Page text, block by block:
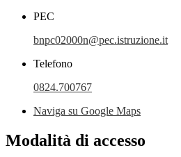
PEC
bnpc02000n@pec.istruzione.it
Telefono
0824.700767
Naviga su Google Maps
Modalità di accesso